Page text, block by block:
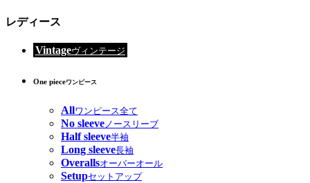
レディース
Vintageヴィンテージ
One pieceワンピース
Allワンピース全て
No sleeveノースリーブ
Half sleeve半袖
Long sleeve長袖
Overallsオーバーオール
Setupセットアップ